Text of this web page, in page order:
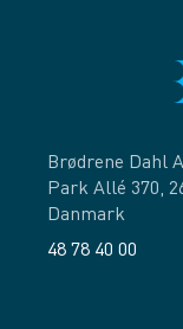
Brødrene Dahl
Park Allé 370,
Danmark
48 78 40 00